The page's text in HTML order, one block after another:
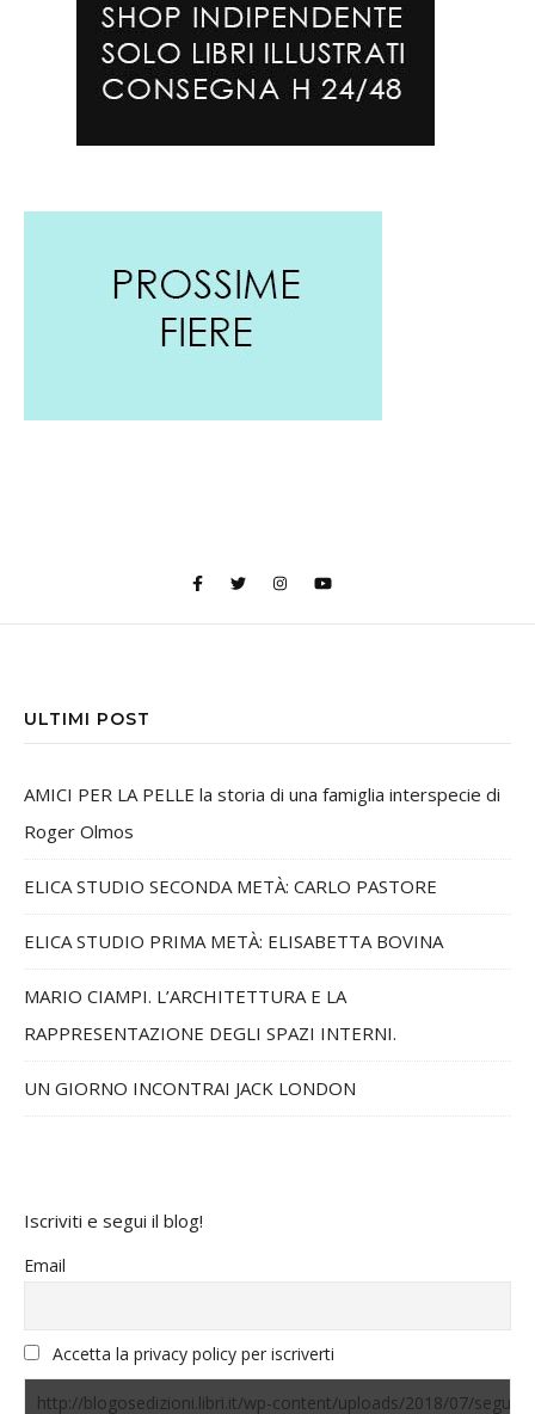
ULTIMI POST
AMICI PER LA PELLE la storia di una famiglia interspecie di
Roger Olmos
ELICA STUDIO SECONDA METÀ: CARLO PASTORE
ELICA STUDIO PRIMA METÀ: ELISABETTA BOVINA
MARIO CIAMPI. L’ARCHITETTURA E LA
RAPPRESENTAZIONE DEGLI SPAZI INTERNI.
UN GIORNO INCONTRAI JACK LONDON
Iscriviti e segui il blog!
Email
Accetta la privacy policy per iscriverti